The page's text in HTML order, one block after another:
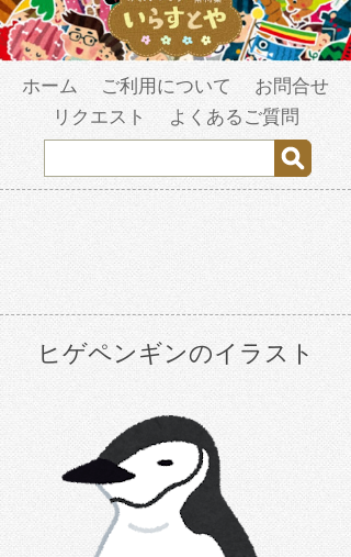
ホーム ご利用について
お問合せ
リクエスト
よくあるご質問
ヒゲペンギンのイラスト